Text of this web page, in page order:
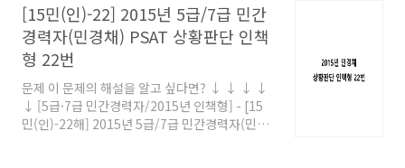
확하게 판단하거나, 거짓인 진술을 참으로 잘못
판단하는 것이다. 따라서 이를 구해보면, 20 *
0.8 + 80 * 0.2 = 16 + 16 = 32건일 가능성이 가
장 높다. ㄷ. (X) 100건 중 참인 진술은 10건, 거
짓인 진술은 90건이다. 예를 들어 거짓말 탐지기
의 정확도가 80%인 경우와 90%인 경우에서 참
으로 판단하는 진술 수를 구해보면 다음과 같다.
정확도 80% : 10 * 0.8 + 90 * 0.2 = 8 + 18 = 26
[15민(인)-22] 2015년 5급/7급 민간
경력자(민경채) PSAT 상황판단 인책
형 22번
문제 이 문제의 해설을 알고 싶다면? ↓ ↓ ↓ ↓
↓ [5급·7급 민간경력자/2015년 인책형] - [15
민(인)-22해] 2015년 5급/7급 민간경력자(민경